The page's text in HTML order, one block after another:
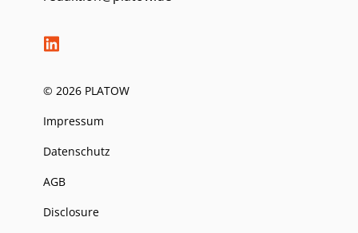
© 2026 PLATOW
Impressum
Datenschutz
AGB
Disclosure